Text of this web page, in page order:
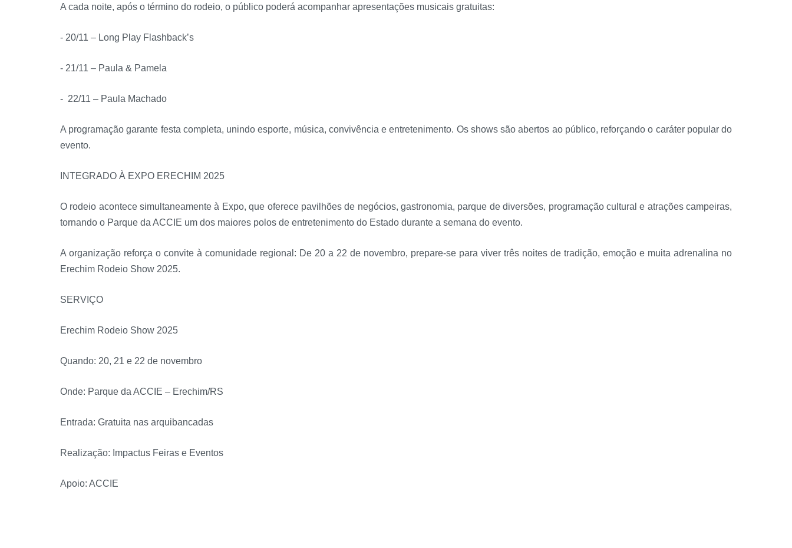
A cada noite, após o término do rodeio, o público poderá acompanhar apresentações musicais gratuitas:
- 20/11 – Long Play Flashback’s
- 21/11 – Paula & Pamela
- 22/11 – Paula Machado
A programação garante festa completa, unindo esporte, música, convivência e entretenimento. Os shows são abertos ao público, reforçando o caráter popular do
evento.
INTEGRADO À EXPO ERECHIM 2025
O rodeio acontece simultaneamente à Expo, que oferece pavilhões de negócios, gastronomia, parque de diversões, programação cultural e atrações campeiras,
tornando o Parque da ACCIE um dos maiores polos de entretenimento do Estado durante a semana do evento.
A organização reforça o convite à comunidade regional: De 20 a 22 de novembro, prepare-se para viver três noites de tradição, emoção e muita adrenalina no
Erechim Rodeio Show 2025.
SERVIÇO
Erechim Rodeio Show 2025
Quando: 20, 21 e 22 de novembro
Onde: Parque da ACCIE – Erechim/RS
Entrada: Gratuita nas arquibancadas
Realização: Impactus Feiras e Eventos
Apoio: ACCIE